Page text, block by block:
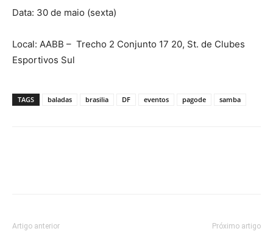
Data: 30 de maio (sexta)
Local: AABB – Trecho 2 Conjunto 17 20, St. de Clubes
Esportivos Sul
TAGS baladas brasilia DF eventos pagode samba
Artigo anterior Próximo artigo